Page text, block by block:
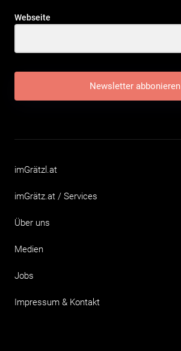
Webseite
Newsletter abbonieren
imGrätzl.at
imGrätz.at / Services
Über uns
Medien
Jobs
Impressum & Kontakt